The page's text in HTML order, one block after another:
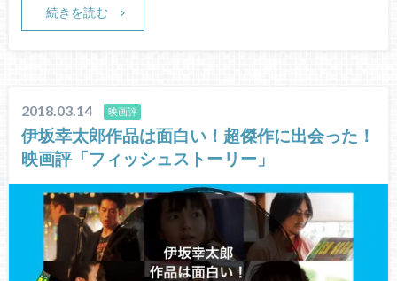
続きを読む
2018.03.14 映画評
伊坂幸太郎作品は面白い！超傑作に出会った！
映画評「フィッシュストーリー」